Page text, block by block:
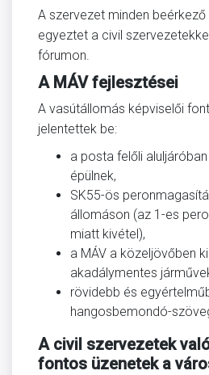
A szervezet minden
egyeztet a civil
fórumon.
A MÁV fejlesztései
A vasútállomás képviselői
jelentettek be:
a posta felőli
épülnek,
SK55-ös
állomáson (az 1-es
miatt kivétel),
a MÁV a közeljövőben
akadálymentes
rövidebb és
hangosbemondó-
A civil szervezetek
fontos üzenetek a